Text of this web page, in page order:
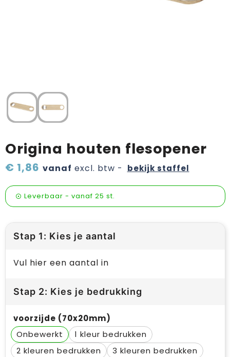
Wijn, bier en proeverij
Zomerpakketten
Origina houten flesopener
€ 1,86 vanaf excl. btw - bekijk staffel
Leverbaar - vanaf 25 st.
Stap 1: Kies je aantal
Vul hier een aantal in
Stap 2: Kies je bedrukking
voorzijde (70x20mm)
Onbewerkt
1
2
3